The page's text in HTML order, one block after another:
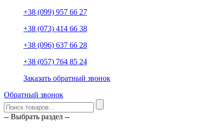
+38 (099) 957 66 27
+38 (073) 414 66 38
+38 (096) 637 66 28
+38 (057) 764 85 24
Заказать обратный звонок
Обратный звонок
-- Выбрать раздел --